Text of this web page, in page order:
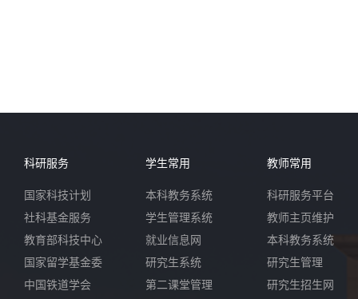
科研服务
国家科技计划
社科基金服务
教育部科技中心
国家留学基金委
中国铁道学会
学生常用
本科教务系统
学生管理系统
就业信息网
研究生系统
第二课堂管理
教师常用
科研服务平台
教师主页维护
本科教务系统
研究生管理
研究生招生网